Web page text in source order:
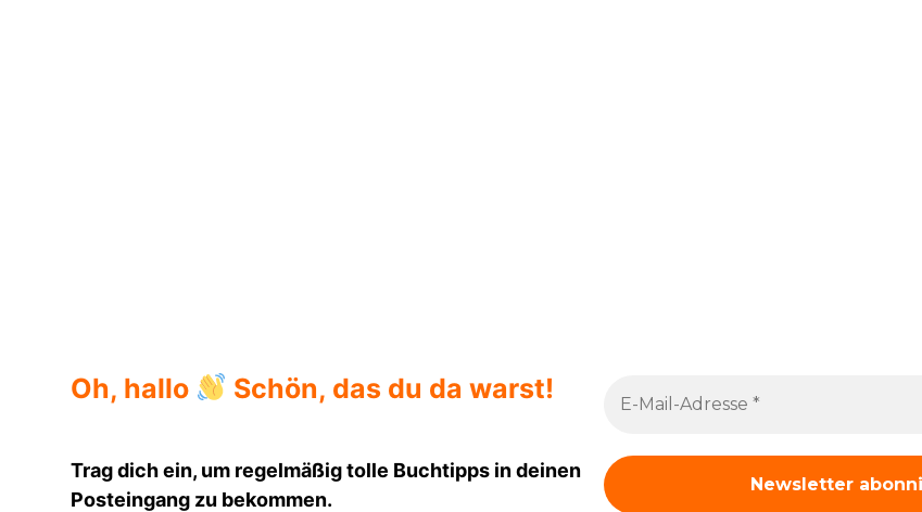
Oh, hallo Schön, das du da warst!
Trag dich ein, um regelmäßig tolle Buchtipps in deinen
Posteingang zu bekommen.